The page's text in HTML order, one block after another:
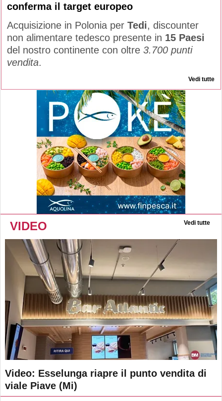
conferma il target europeo
Acquisizione in Polonia per Tedi, discounter
non alimentare tedesco presente in 15 Paesi
del nostro continente con oltre 3.700 punti
vendita.
Vedi tutte
VIDEO Vedi tutte
Video: Esselunga riapre il punto vendita di
viale Piave (Mi)